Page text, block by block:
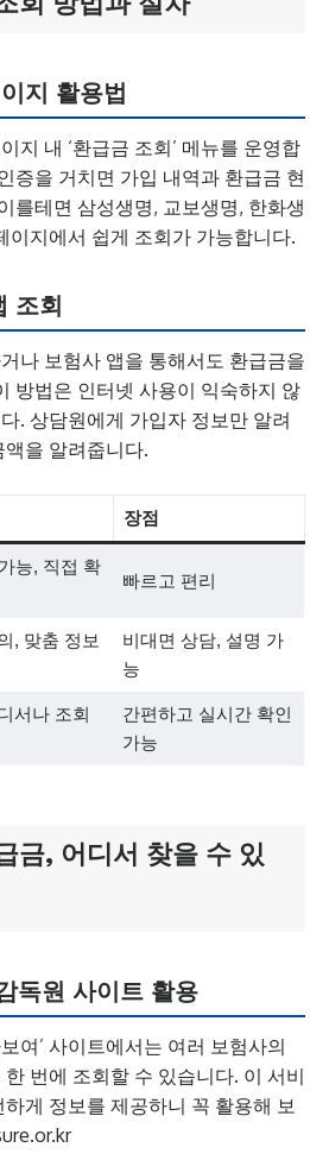
지 활용법
지 내 ‘환급금 조회’ 메뉴를 운영합
증을 거치면 가입 내역과 환급금 현
를테면 삼성생명, 교보생명, 한화생
이지에서 쉽게 조회가 가능합니다.
조회
나 보험사 앱을 통해서도 환급금을
방법은 인터넷 사용이 익숙하지 않
. 상담원에게 가입자 정보만 알려
을 알려줍니다.
장점
능, 직접 확
빠르고 편리
, 맞춤 정보
비대면 상담, 설명 가
능
서나 조회
간편하고 실시간 확인
가능
금, 어디서 찾을 수 있
독원 사이트 활용
여’ 사이트에서는 여러 보험사의
번에 조회할 수 있습니다. 이 서비
게 정보를 제공하니 꼭 활용해 보